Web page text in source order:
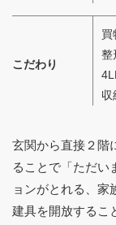
こだわり
買
整
収
玄関から直接２階
ることで「ただい
ョンがとれる、家
建具を開放するこ